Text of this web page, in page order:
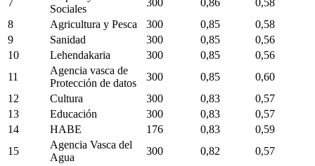
7
Sociales
300 0,86
0,58
8
Agricultura y Pesca 300 0,85
0,58
9
Sanidad 300 0,85
0,56
10
Lehendakaria 300 0,85
0,56
11
Agencia vasca de
Protección de datos
300 0,85
0,60
12
Cultura 300 0,83
0,57
13
Educación 300 0,83
0,57
14
HABE 176 0,83
0,59
15
Agencia Vasca del
Agua
300 0,82 0,57